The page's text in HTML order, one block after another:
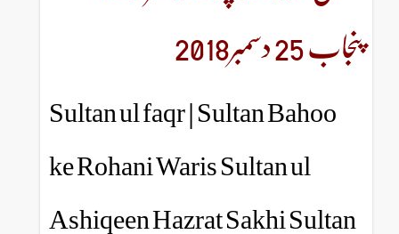
Sultan ul faqr | Sultan
ke Rohani Waris
Ashiqeen Hazrat